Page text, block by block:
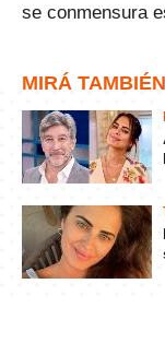
se conmensura
MIRÁ TAMBIÉN